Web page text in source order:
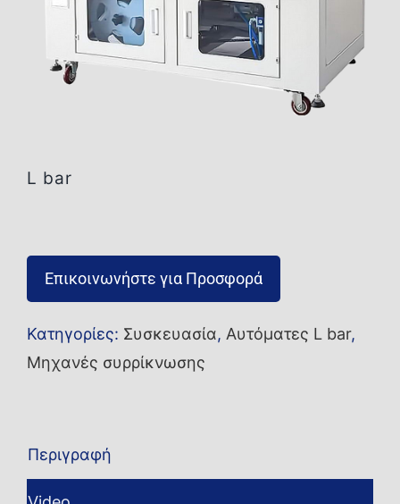
Επικοινωνία
L bar
Επικοινωνήστε για Προσφορά
Κατηγορίες: Συσκευασία, Αυτόματες L bar,
Μηχανές συρρίκνωσης
Περιγραφή